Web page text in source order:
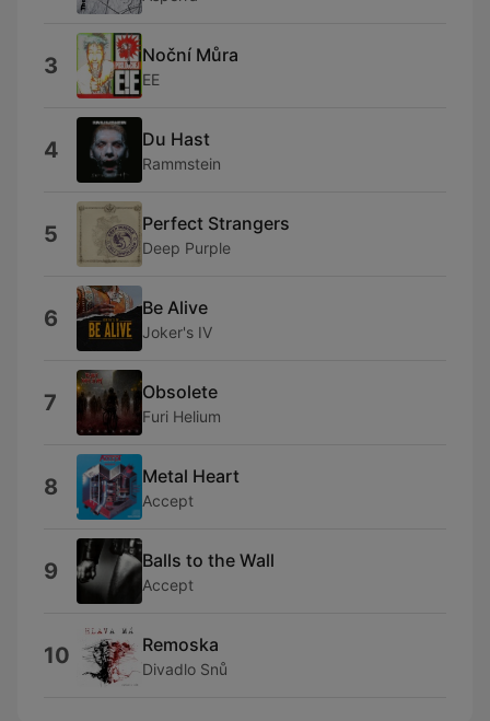
3 Noční Můra
EE
4 Du Hast
Rammstein
5 Perfect Strangers
Deep Purple
6 Be Alive
Joker's IV
7 Obsolete
Furi Helium
8 Metal Heart
Accept
9 Balls to the Wall
Accept
10 Remoska
Divadlo Snů